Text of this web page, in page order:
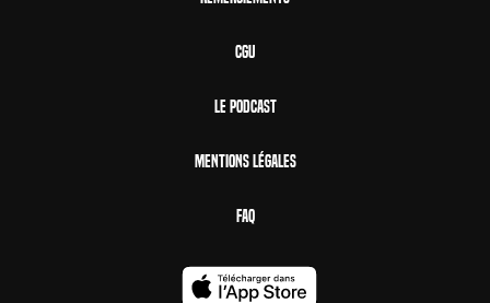
CGU
Le Podcast
Mentions Légales
FAQ